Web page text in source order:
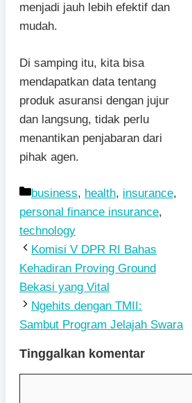
menjadi jauh lebih efektif dan
mudah.
Di samping itu, kita bisa
mendapatkan data tentang
produk asuransi dengan jujur
dan langsung, tidak perlu
menantikan penjabaran dari
pihak agen.
Kategori
business, health, insurance,
personal finance insurance,
technology
Komisi V DPR RI Bahas
Kehadiran Proving Ground
Bekasi yang Vital
Ngehits dengan TMII:
Sambut Program Jelajah Swara
Tinggalkan komentar